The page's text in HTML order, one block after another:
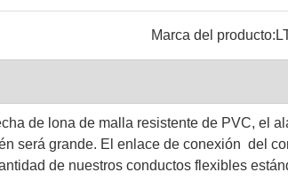
Marca del producto:
de lona de malla resistente de PVC, el
será grande. El enlace de conexión del
de nuestros conductos flexibles